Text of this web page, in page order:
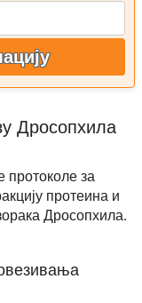
Дросопхила
протоколе за
протеина и
Дросопхила.